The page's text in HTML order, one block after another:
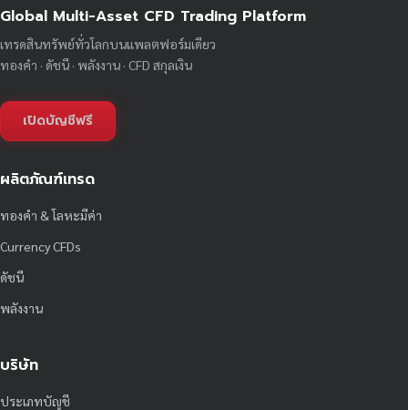
Global Multi-Asset CFD Trading Platform
เทรดสินทรัพย์ทั่วโลกบนแพลตฟอร์มเดียว
ทองคำ · ดัชนี · พลังงาน · CFD สกุลเงิน
เปิดบัญชีฟรี
ผลิตภัณฑ์เทรด
ทองคำ & โลหะมีค่า
Currency CFDs
ดัชนี
พลังงาน
บริษัท
ประเภทบัญชี